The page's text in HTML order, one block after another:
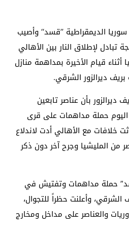
الديمقراطية ’’قسد‘‘ وأصيب
تبادل لإطلاق النار بين الأهالي
أثناء قيام الأخيرة بمداهمة منازل
ديرالزور الشرقي.
بأن عناصر تابعين
حملة مداهمات على قرى
خلافات مع الأهالي أدت لاندلاع
من المليشيا وجرح آخر دون ذكر
حملة مداهمات وتفتيش في
الشرقي، وأعلنت حظراً للتجوال،
والعناصر على مداخل ومخارج